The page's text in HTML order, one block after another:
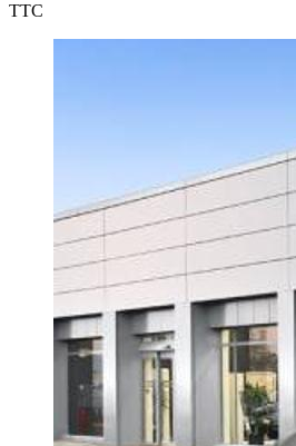
TTC